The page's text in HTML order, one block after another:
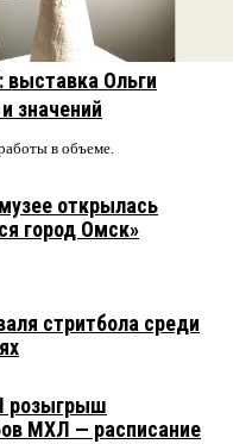
выставка Ольги
значений
в объеме.
открылась
город Омск»
стритбола среди
розыгрыш
МХЛ — расписание